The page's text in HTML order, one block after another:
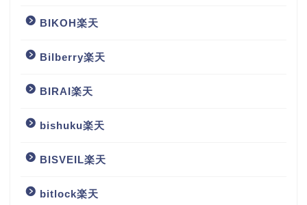
BIKOH楽天
Bilberry楽天
BIRAI楽天
bishuku楽天
BISVEIL楽天
bitlock楽天